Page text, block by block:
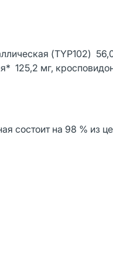
(TYP102)
125,2 мг,
состоит на 98 % из